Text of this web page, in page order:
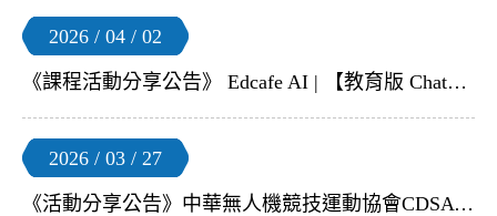
2026 / 04 / 02
《課程活動分享公告》 Edcafe AI | 【教育版 ChatGPT–Edcafe AI】4 月免費線上教師研習
2026 / 03 / 27
《活動分享公告》中華無人機競技運動協會CDSA | 【2026FIDA 無人機足球 國際新秀培訓體驗營-北區場】